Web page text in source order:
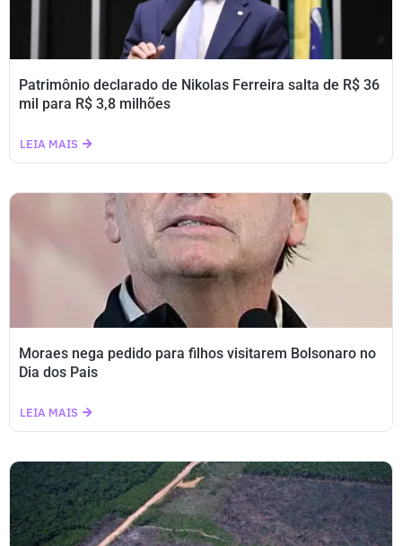
Patrimônio declarado de Nikolas Ferreira salta de R$ 36
mil para R$ 3,8 milhões
LEIA MAIS
Moraes nega pedido para filhos visitarem Bolsonaro no
Dia dos Pais
LEIA MAIS